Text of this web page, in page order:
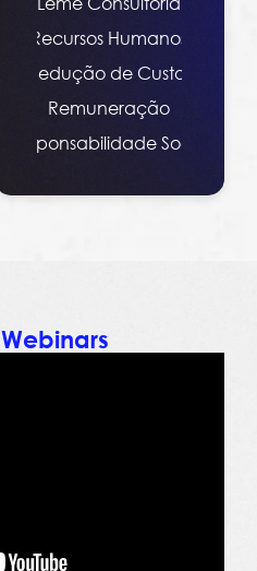
Recursos Humanos
Redução de Custos
Remuneração
Responsabilidade Social
Webinars